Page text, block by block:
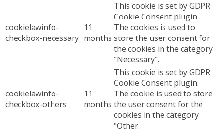
cookielawinfo-
checkbox-necessary
11
months
This cookie is set by GDPR
Cookie Consent plugin.
The cookies is used to
store the user consent for
the cookies in the category
"Necessary".
cookielawinfo-
checkbox-others
11
months
This cookie is set by GDPR
Cookie Consent plugin.
The cookie is used to store
the user consent for the
cookies in the category
"Other.